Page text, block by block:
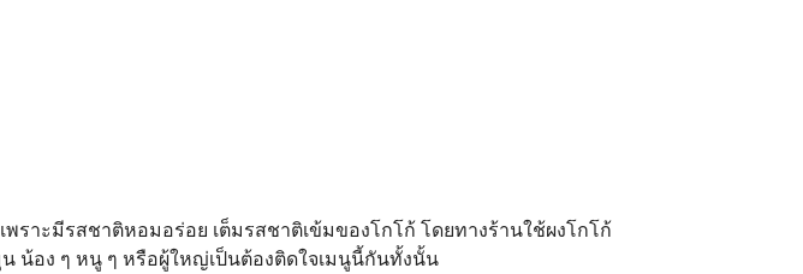
ราะมีรสชาติหอมอร่อย เต็มรสชาติเข้มของโกโก้ โดยทางร้านใช้ผงโกโก้
น้อง ๆ หนู ๆ หรือผู้ใหญ่เป็นต้องติดใจเมนูนี้กันทั้งนั้น